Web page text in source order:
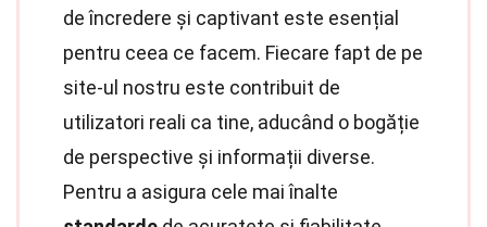
de încredere și captivant este esențial
pentru ceea ce facem. Fiecare fapt de pe
site-ul nostru este contribuit de
utilizatori reali ca tine, aducând o bogăție
de perspective și informații diverse.
Pentru a asigura cele mai înalte